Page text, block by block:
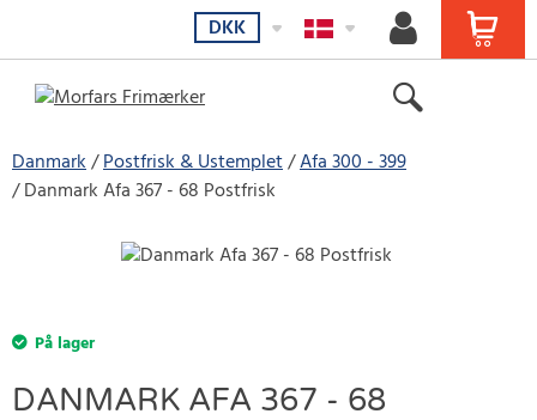
DKK
Danmark Postfrisk & Ustemplet Afa 300 - 399
Danmark Afa 367 - 68 Postfrisk
På lager
DANMARK AFA 367 - 68